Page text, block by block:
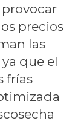
precios
las
que el
frías